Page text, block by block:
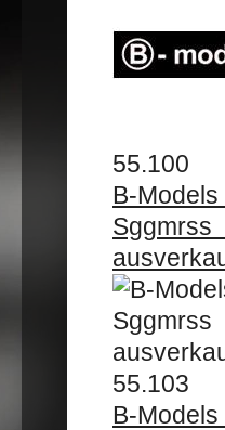
55.100
B-
55.103
B-